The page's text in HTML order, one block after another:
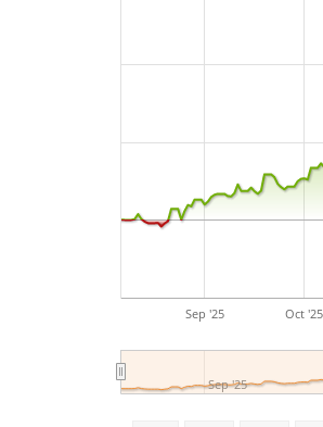
Sep '25 Oct '25
Sep '25